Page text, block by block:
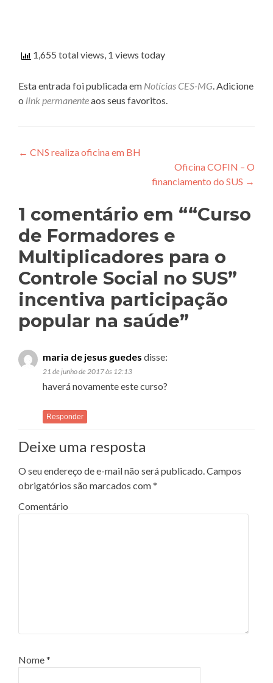
1,655 total views, 1 views today
Esta entrada foi publicada em Notícias CES-MG. Adicione
o link permanenteaos seus favoritos.
Navegação de Post
← CNS realiza oficina em BH
Oficina COFIN – O
financiamento do SUS →
1 comentário em ““Curso
de Formadores e
Multiplicadores para o
Controle Social no SUS”
incentiva participação
popular na saúde”
maria de jesus guedes disse:
21 de junho de 2017 às 12:13
haverá novamente este curso?
Responder
Deixe uma resposta
O seu endereço de e-mail não será publicado.Campos
obrigatórios são marcados com*
Comentário
Nome*